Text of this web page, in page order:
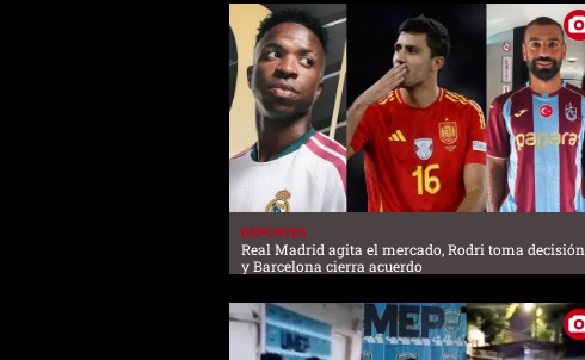
DEPORTES
Real Madrid agita el mercado, Rodri toma decisión
y Barcelona cierra acuerdo